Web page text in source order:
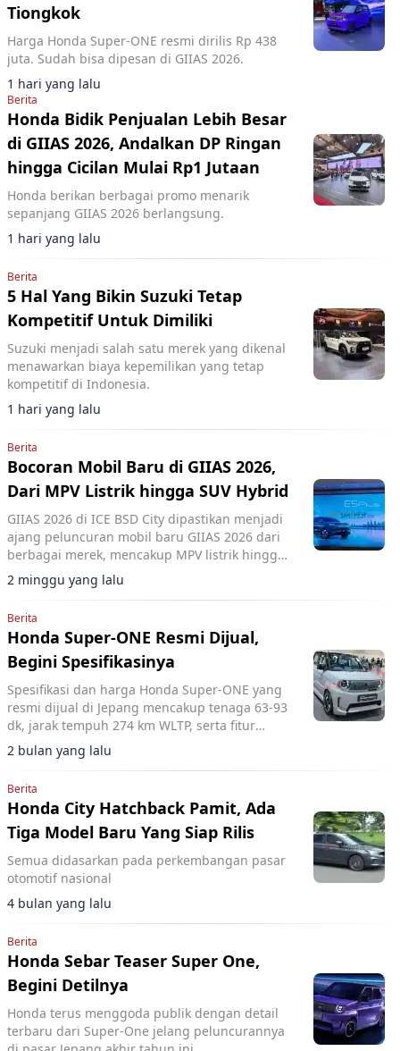
Tiongkok
Harga Honda Super-ONE resmi dirilis Rp 438
juta. Sudah bisa dipesan di GIIAS 2026.
1 hari yang lalu
Berita
Honda Bidik Penjualan Lebih Besar
di GIIAS 2026, Andalkan DP Ringan
hingga Cicilan Mulai Rp1 Jutaan
Honda berikan berbagai promo menarik
sepanjang GIIAS 2026 berlangsung.
1 hari yang lalu
Berita
5 Hal Yang Bikin Suzuki Tetap
Kompetitif Untuk Dimiliki
Suzuki menjadi salah satu merek yang dikenal
menawarkan biaya kepemilikan yang tetap
kompetitif di Indonesia.
1 hari yang lalu
Berita
Bocoran Mobil Baru di GIIAS 2026,
Dari MPV Listrik hingga SUV Hybrid
GIIAS 2026 di ICE BSD City dipastikan menjadi
ajang peluncuran mobil baru GIIAS 2026 dari
berbagai merek, mencakup MPV listrik hingga
SUV hybrid.
2 minggu yang lalu
Berita
Honda Super-ONE Resmi Dijual,
Begini Spesifikasinya
Spesifikasi dan harga Honda Super-ONE yang
resmi dijual di Jepang mencakup tenaga 63-93
dk, jarak tempuh 274 km WLTP, serta fitur
simulasi transmisi tujuh percepatan.
2 bulan yang lalu
Berita
Honda City Hatchback Pamit, Ada
Tiga Model Baru Yang Siap Rilis
Semua didasarkan pada perkembangan pasar
otomotif nasional
4 bulan yang lalu
Berita
Honda Sebar Teaser Super One,
Begini Detilnya
Honda terus menggoda publik dengan detail
terbaru dari Super-One jelang peluncurannya